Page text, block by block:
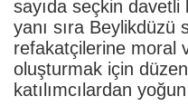
sayıda seçkin davetli
yanı sıra Beylikdüzü
refakatçilerine moral
oluşturmak için
katılımcılardan